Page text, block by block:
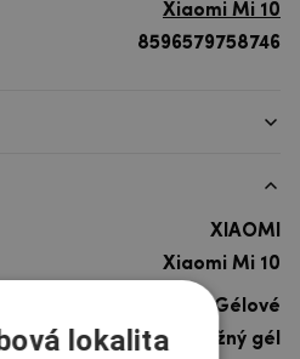
Xiaomi Mi 10
8596579758746
XIAOMI
Xiaomi Mi 10
Gélové
pružný gél
lokalita